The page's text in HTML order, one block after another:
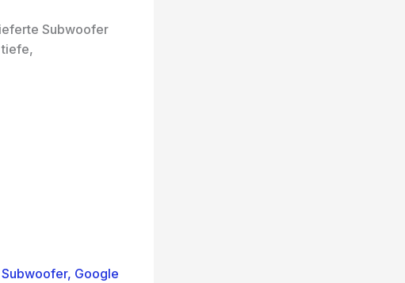
Subwoofer
tiefe,
Google